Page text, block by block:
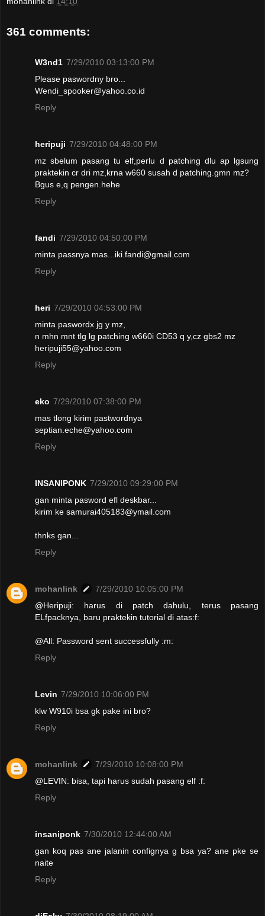
361 comments:
W3nd1 7/29/2010 03:13:00 PM
Please paswordny bro...
Wendi_spooker@yahoo.co.id
Reply
heripuji 7/29/2010 04:48:00 PM
mz sbelum pasang tu elf,perlu d patching dlu ap lgsung
praktekin cr dri mz,krna w660 susah d patching.gmn mz?
Bgus e,q pengen.hehe
Reply
fandi 7/29/2010 04:50:00 PM
minta passnya mas...iki.fandi@gmail.com
Reply
heri 7/29/2010 04:53:00 PM
minta paswordx jg y mz,
n mhn mnt tlg lg patching w660i CD53 q y,cz gbs2 mz
heripuji55@yahoo.com
Reply
eko 7/29/2010 07:38:00 PM
mas tlong kirim pastwordnya
septian.eche@yahoo.com
Reply
INSANIPONK 7/29/2010 09:29:00 PM
gan minta pasword efl deskbar...
kirim ke samurai405183@ymail.com
thnks gan...
Reply
mohanlink
7/29/2010 10:05:00 PM
@Heripuji: harus di patch dahulu, terus pasang
ELfpacknya, baru praktekin tutorial di atas:f:
@All: Password sent successfully :m:
Reply
Levin 7/29/2010 10:06:00 PM
klw W910i bsa gk pake ini bro?
Reply
mohanlink
7/29/2010 10:08:00 PM
@LEVIN: bisa, tapi harus sudah pasang elf :f:
Reply
insaniponk 7/30/2010 12:44:00 AM
gan koq pas ane jalanin confignya g bsa ya? ane pke se
naite
Reply